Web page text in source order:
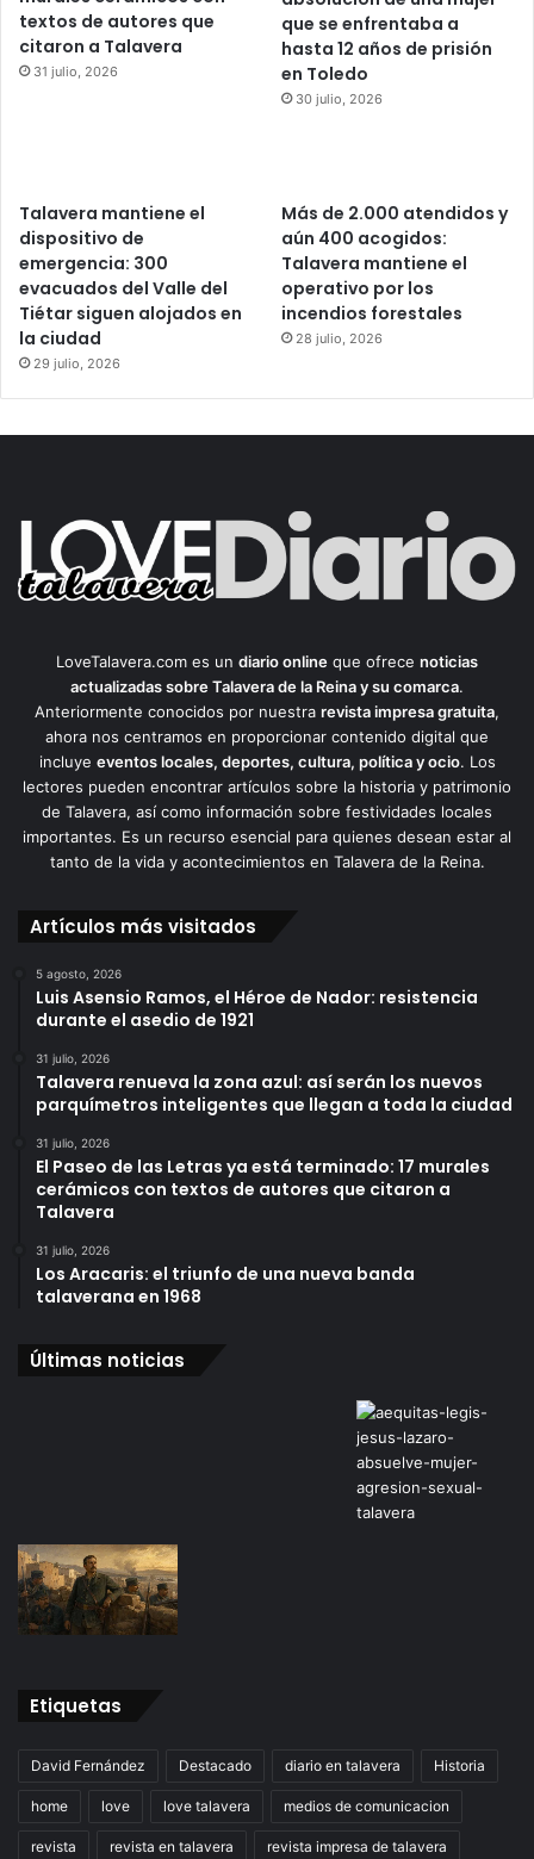
textos de autores que
citaron a Talavera
31 julio, 2026
que se enfrentaba a
hasta 12 años de prisión
en Toledo
30 julio, 2026
Talavera mantiene el
dispositivo de
emergencia: 300
evacuados del Valle del
Tiétar siguen alojados en
la ciudad
29 julio, 2026
Más de 2.000 atendidos y
aún 400 acogidos:
Talavera mantiene el
operativo por los
incendios forestales
28 julio, 2026
LoveTalavera.com es un diario online que ofrece noticias
actualizadas sobre Talavera de la Reina y su comarca.
Anteriormente conocidos por nuestra revista impresa gratuita,
ahora nos centramos en proporcionar contenido digital que
incluye eventos locales, deportes, cultura, política y ocio. Los
lectores pueden encontrar artículos sobre la historia y patrimonio
de Talavera, así como información sobre festividades locales
importantes. Es un recurso esencial para quienes desean estar al
tanto de la vida y acontecimientos en Talavera de la Reina.
Artículos más visitados
5 agosto, 2026
Luis Asensio Ramos, el Héroe de Nador: resistencia
durante el asedio de 1921
31 julio, 2026
Talavera renueva la zona azul: así serán los nuevos
parquímetros inteligentes que llegan a toda la ciudad
31 julio, 2026
El Paseo de las Letras ya está terminado: 17 murales
cerámicos con textos de autores que citaron a
Talavera
31 julio, 2026
Los Aracaris: el triunfo de una nueva banda
talaverana en 1968
Últimas noticias
Etiquetas
David Fernández Destacado diario en talavera Historia
home love love talavera medios de comunicacion
revista revista en talavera revista impresa de talavera